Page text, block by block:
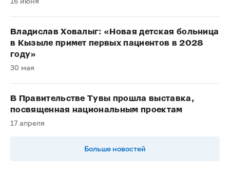
Владислав Ховалыг: «Новая детская больница
в Кызыле примет первых пациентов в 2028
году»
30 мая
В Правительстве Тувы прошла выставка,
посвященная национальным проектам
17 апреля
Больше новостей